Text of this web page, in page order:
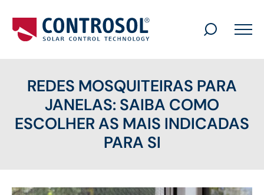
REDES MOSQUITEIRAS PARA
JANELAS: SAIBA COMO
ESCOLHER AS MAIS INDICADAS
PARA SI